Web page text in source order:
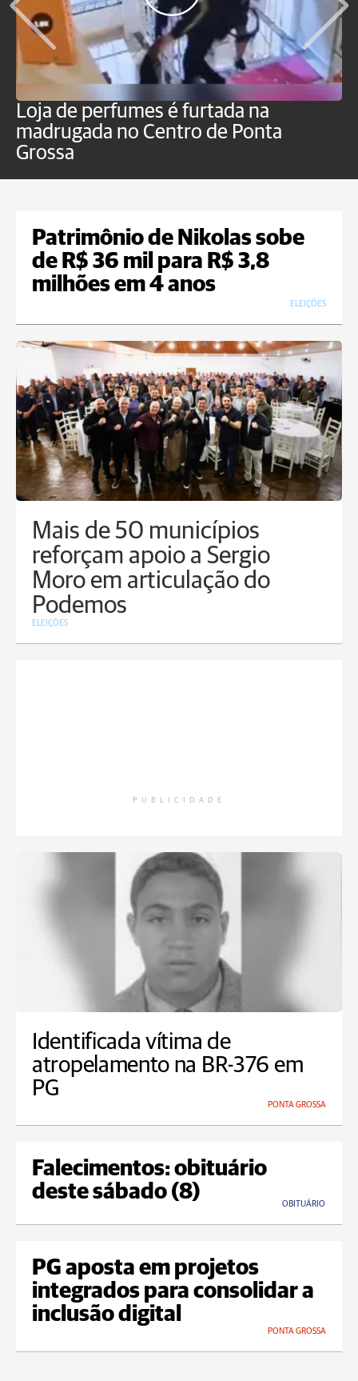
Loja de perfumes é furtada na
madrugada no Centro de Ponta
Grossa
Patrimônio de Nikolas sobe
de R$ 36 mil para R$ 3,8
milhões em 4 anos
ELEIÇÕES
Mais de 50 municípios
reforçam apoio a Sergio
Moro em articulação do
Podemos
ELEIÇÕES
PUBLICIDADE
Identificada vítima de
atropelamento na BR-376 em
PG
PONTA GROSSA
Falecimentos: obituário
deste sábado (8)
OBITUÁRIO
PG aposta em projetos
integrados para consolidar a
inclusão digital
PONTA GROSSA